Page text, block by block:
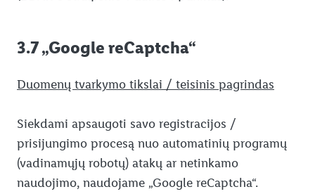
3.7 „Google reCaptcha“
Duomenų tvarkymo tikslai / teisinis pagrindas
Siekdami apsaugoti savo registracijos /
prisijungimo procesą nuo automatinių programų
(vadinamųjų robotų) atakų ar netinkamo
naudojimo, naudojame „Google reCaptcha“.